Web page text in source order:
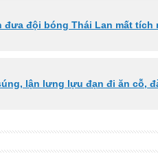
đưa đội bóng Thái Lan mất tích
lận lưng lựu đạn đi ăn cỗ,